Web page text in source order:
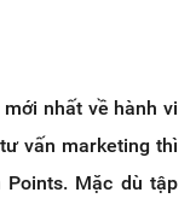
nhất về hành vi
vấn marketing thì
Points. Mặc dù tập